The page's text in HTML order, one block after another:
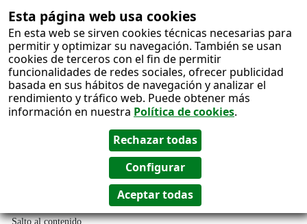
Esta página web usa cookies
En esta web se sirven cookies técnicas necesarias para
permitir y optimizar su navegación. También se usan
cookies de terceros con el fin de permitir
funcionalidades de redes sociales, ofrecer publicidad
basada en sus hábitos de navegación y analizar el
rendimiento y tráfico web. Puede obtener más
información en nuestra Política de cookies.
Salto al contenido